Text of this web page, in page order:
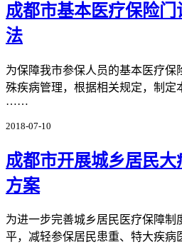
成都市基本医疗保险
法
为保障我市参保人员的基本医疗保
殊疾病管理，根据相关规定，制定
……
2018-07-10
成都市开展城乡居民
方案
为进一步完善城乡居民医疗保障制
平，减轻参保居民患重、特大疾病